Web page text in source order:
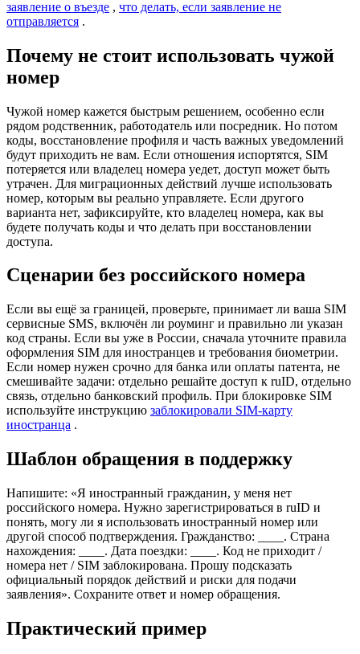
заявление о въезде , что делать, если заявление не
отправляется .
Почему не стоит использовать чужой
номер
Чужой номер кажется быстрым решением, особенно если
рядом родственник, работодатель или посредник. Но потом
коды, восстановление профиля и часть важных уведомлений
будут приходить не вам. Если отношения испортятся, SIM
потеряется или владелец номера уедет, доступ может быть
утрачен. Для миграционных действий лучше использовать
номер, которым вы реально управляете. Если другого
варианта нет, зафиксируйте, кто владелец номера, как вы
будете получать коды и что делать при восстановлении
доступа.
Сценарии без российского номера
Если вы ещё за границей, проверьте, принимает ли ваша SIM
сервисные SMS, включён ли роуминг и правильно ли указан
код страны. Если вы уже в России, сначала уточните правила
оформления SIM для иностранцев и требования биометрии.
Если номер нужен срочно для банка или оплаты патента, не
смешивайте задачи: отдельно решайте доступ к ruID, отдельно
связь, отдельно банковский профиль. При блокировке SIM
используйте инструкцию заблокировали SIM-карту
иностранца .
Шаблон обращения в поддержку
Напишите: «Я иностранный гражданин, у меня нет
российского номера. Нужно зарегистрироваться в ruID и
понять, могу ли я использовать иностранный номер или
другой способ подтверждения. Гражданство: ____. Страна
нахождения: ____. Дата поездки: ____. Код не приходит /
номера нет / SIM заблокирована. Прошу подсказать
официальный порядок действий и риски для подачи
заявления». Сохраните ответ и номер обращения.
Практический пример